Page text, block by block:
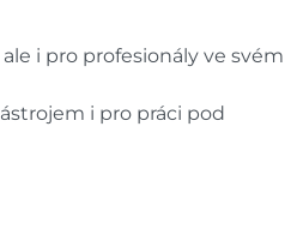
i pro profesionály ve svém
i pro práci pod